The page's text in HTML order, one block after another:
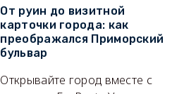
От руин до визитной
карточки города: как
преображался Приморский
бульвар
Открывайте город вместе с